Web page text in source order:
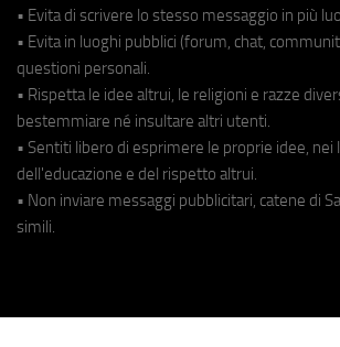
• Evita di scrivere lo stesso messaggio in più
• Evita in luoghi pubblici (forum, chat,
questioni personali.
• Rispetta le idee altrui, le religioni e razze
bestemmiare né insultare altri utenti.
• Sentiti libero di esprimere le proprie idee, nei
dell'educazione e del rispetto altrui.
• Non inviare messaggi pubblicitari, catene di
simili.